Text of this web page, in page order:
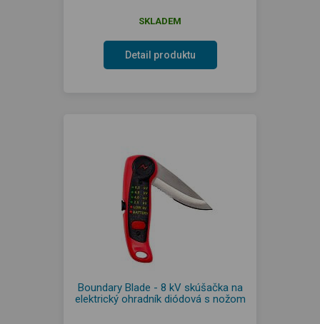
SKLADEM
Detail produktu
Boundary Blade - 8 kV skúšačka na
elektrický ohradník diódová s nožom